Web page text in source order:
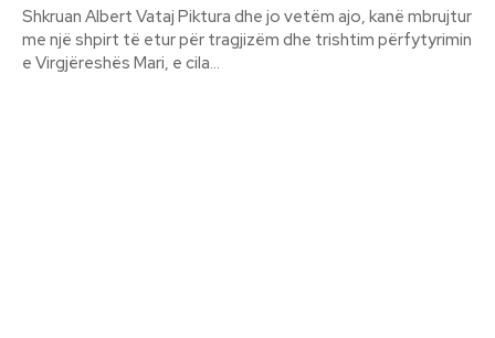
Shkruan Albert Vataj Piktura dhe jo vetëm ajo, kanë mbrujtur
me një shpirt të etur për tragjizëm dhe trishtim përfytyrimin
e Virgjëreshës Mari, e cila...